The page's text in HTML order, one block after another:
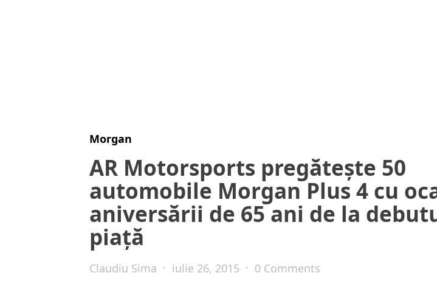
Morgan
AR Motorsports pregătește 50
automobile Morgan Plus 4 cu
aniversării de 65 ani de la
piață
Claudiu Sima iulie 26, 2015
0 Comments